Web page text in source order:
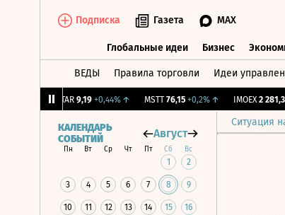
Подписка Газета MAX
Глобальные идеи Бизнес
ВЕДЫ Правила торговли Идеи
UTAR 9,19 +0,44%↑ MSTT 76,15 +0,2%↑ IMOEX 2 281,31
Ситуация
КАЛЕНДАРЬ
СОБЫТИЙ
Август
Пн Вт Ср Чт Пт Сб Вс
1 2
3 4 5 6 7 8 9
10 11 12 13 14 15 16